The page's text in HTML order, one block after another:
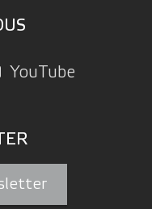
YouTube